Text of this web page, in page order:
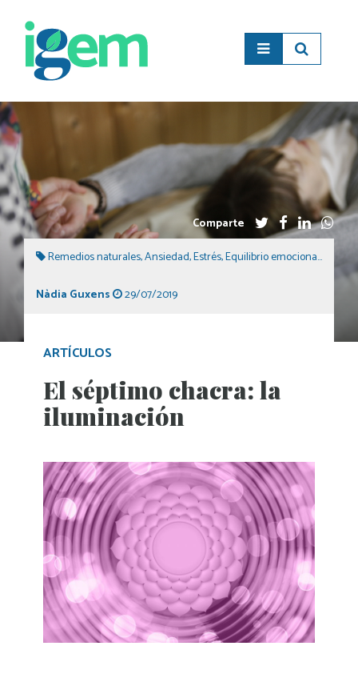
Comparte
Remedios naturales,Ansiedad,Estrés,Equilibrio emocional,
Nàdia Guxens 29/07/2019
ARTÍCULOS
El séptimo chacra: la
iluminación